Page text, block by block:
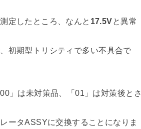
定したところ、なんと 17.5Vと異常
初期型トリシティで多い不具合で
」は未対策品、「01」は対策後とさ
ータASSYに交換することになりま